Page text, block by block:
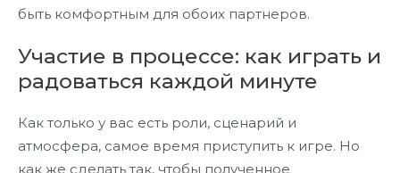
быть комфортным для обоих партнеров.
Участие в процессе: как играть и
радоваться каждой минуте
Как только у вас есть роли, сценарий и
атмосфера, самое время приступить к игре. Но
как же сделать так, чтобы полученное